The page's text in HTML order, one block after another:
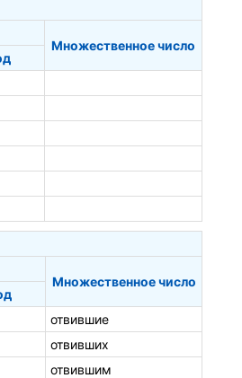
Множественное число
Множественное число
отвившие
отвивших
отвившим